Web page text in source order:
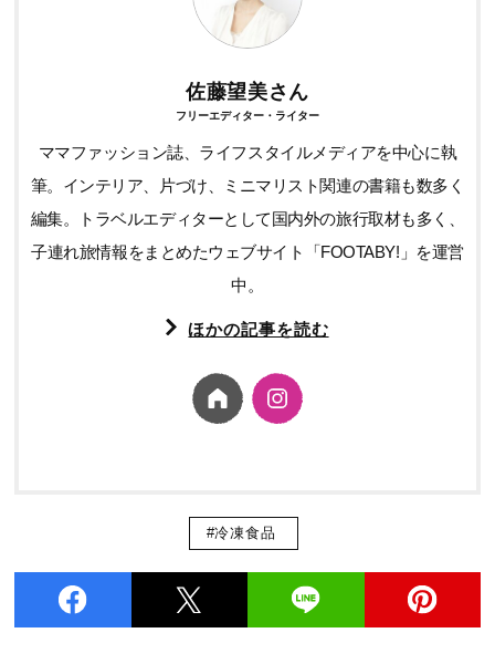
佐藤望美さん
フリーエディター・ライター
ママファッション誌、ライフスタイルメディアを中心に執
筆。インテリア、片づけ、ミニマリスト関連の書籍も数多く
編集。トラベルエディターとして国内外の旅行取材も多く、
子連れ旅情報をまとめたウェブサイト「FOOTABY!」を運営
中。
ほかの記事を読む
#冷凍食品